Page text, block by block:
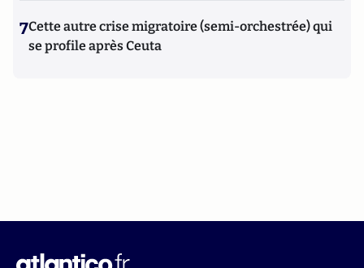
7Cette autre crise migratoire (semi-orchestrée) qui
se profile après Ceuta